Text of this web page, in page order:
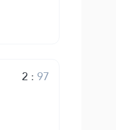
2 :97